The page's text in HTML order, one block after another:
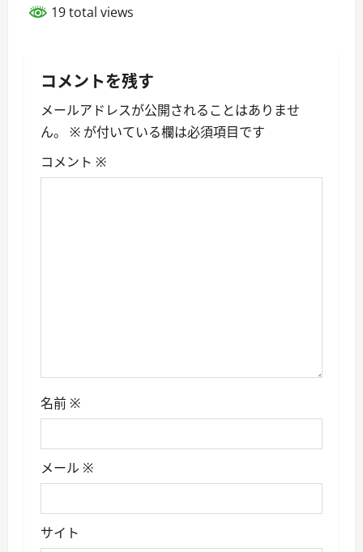
19 total views
コメントを残す
メールアドレスが公開されることはありませ
ん。
※ が付いている欄は必須項目です
コメント ※
名前 ※
メール ※
サイト